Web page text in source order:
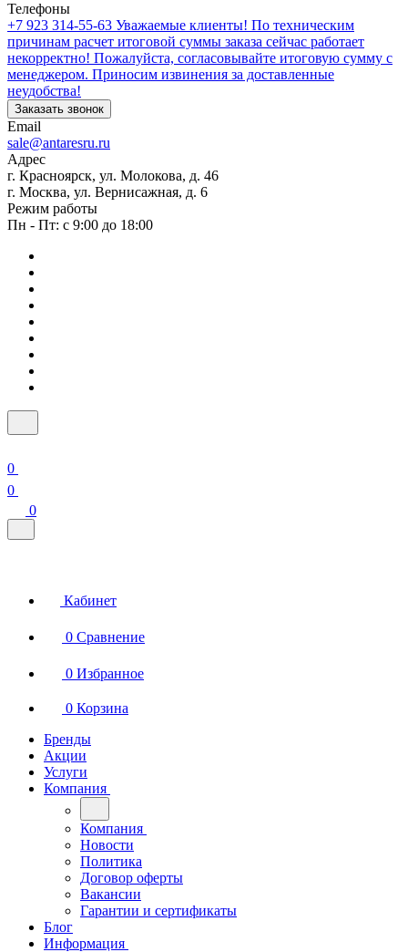
Телефоны
+7 923 314-55-63 Уважаемые клиенты! По техническим
причинам расчет итоговой суммы заказа сейчас работает
некорректно! Пожалуйста, согласовывайте итоговую сумму с
менеджером. Приносим извинения за доставленные
неудобства!
Заказать звонок
Email
sale@antaresru.ru
Адрес
г. Красноярск, ул. Молокова, д. 46
г. Москва, ул. Вернисажная, д. 6
Режим работы
Пн - Пт: с 9:00 до 18:00
0
0
0
Кабинет
0 Сравнение
0 Избранное
0 Корзина
Бренды
Акции
Услуги
Компания
Компания
Новости
Политика
Договор оферты
Вакансии
Гарантии и сертификаты
Блог
Информация